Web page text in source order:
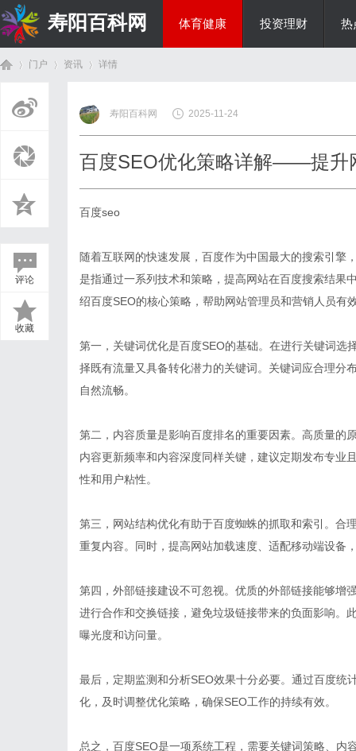
寿阳百科网 体育健康 投资理财 热
门户 资讯
›
详情
评论
收藏
寿阳百科网 2025-11-24
百度SEO优化策略详解——提升
百度seo
随着互联网的快速发展，百度作为中国最大的搜索引擎
是指通过一系列技术和策略，提高网站在百度搜索结果
绍百度SEO的核心策略，帮助网站管理员和营销人员有
第一，关键词优化是百度SEO的基础。在进行关键词选
择既有流量又具备转化潜力的关键词。关键词应合理分
自然流畅。
第二，内容质量是影响百度排名的重要因素。高质量的
内容更新频率和内容深度同样关键，建议定期发布专业
性和用户粘性。
第三，网站结构优化有助于百度蜘蛛的抓取和索引。合
重复内容。同时，提高网站加载速度、适配移动端设备
第四，外部链接建设不可忽视。优质的外部链接能够增
进行合作和交换链接，避免垃圾链接带来的负面影响。
曝光度和访问量。
最后，定期监测和分析SEO效果十分必要。通过百度统
化，及时调整优化策略，确保SEO工作的持续有效。
总之，百度SEO是一项系统工程，需要关键词策略、